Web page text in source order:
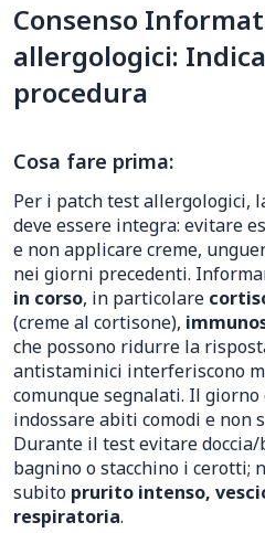
Consenso
allergologici:
procedura
Cosa fare prima:
Per i patch test allergologici,
deve essere integra: evitare
e non applicare creme,
nei giorni precedenti.
in corso, in particolare
(creme al cortisone),
che possono ridurre la
antistaminici interferiscono
comunque segnalati. Il giorno
indossare abiti comodi e non
Durante il test evitare
bagnino o stacchino i cerotti;
subito prurito intenso,
respiratoria.